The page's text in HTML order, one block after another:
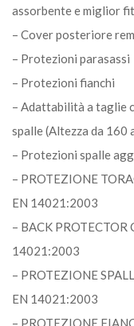
assorbente e miglior
– Cover posteriore
– Protezioni parasassi
– Protezioni fianchi
– Adattabilità a taglie
spalle (Altezza da 160
– Protezioni spalle
– PROTEZIONE
EN 14021:2003
– BACK PROTECTOR
14021:2003
– PROTEZIONE
EN 14021:2003
– PROTEZIONE